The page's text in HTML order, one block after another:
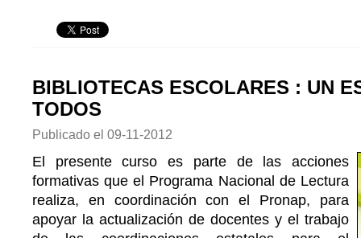
BIBLIOTECAS ESCOLARES : UN
TODOS
Publicado el 09-11-2012
El presente curso es parte de las acciones
formativas que el Programa Nacional de Lectura
realiza, en coordinación con el Pronap, para
apoyar la actualización de docentes y el trabajo